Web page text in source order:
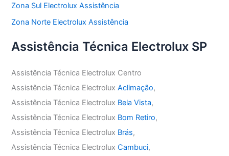
Zona Sul Electrolux Assistência
Zona Norte Electrolux Assistência
Assistência Técnica Electrolux SP
Assistência Técnica Electrolux Centro
Assistência Técnica ElectroluxAclimação,
Assistência Técnica Electrolux Bela Vista,
Assistência Técnica Electrolux Bom Retiro,
Assistência Técnica Electrolux Brás,
Assistência Técnica ElectroluxCambuci,